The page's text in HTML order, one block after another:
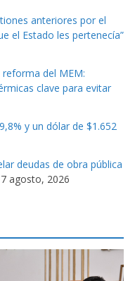
anteriores por el
el Estado les pertenecía”
del MEM:
clave para evitar
y un dólar de $1.652
deudas de obra pública
7 agosto, 2026